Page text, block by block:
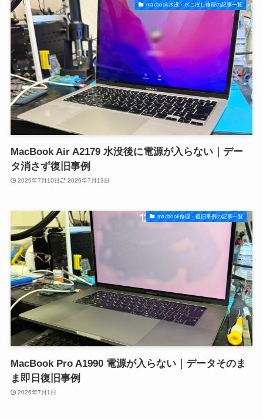
macbook水没・水こぼし修理の記事一覧
MacBook Air A2179 水没後に電源が入らない｜デー
タ消さず復旧事例
2026年7月10日 2026年7月13日
macbook修理・復旧事例の記事一覧
MacBook Pro A1990 電源が入らない｜データそのま
ま即日復旧事例
2026年7月1日